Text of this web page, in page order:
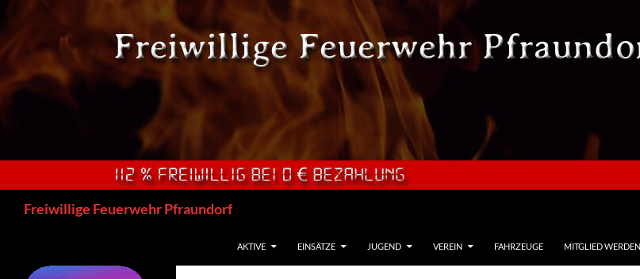
springen
Freiwillige Feuerwehr Pfraundorf
AKTIVE EINSÄTZE JUGEND VEREIN FAHRZEUGE MITGLIED WERDEN